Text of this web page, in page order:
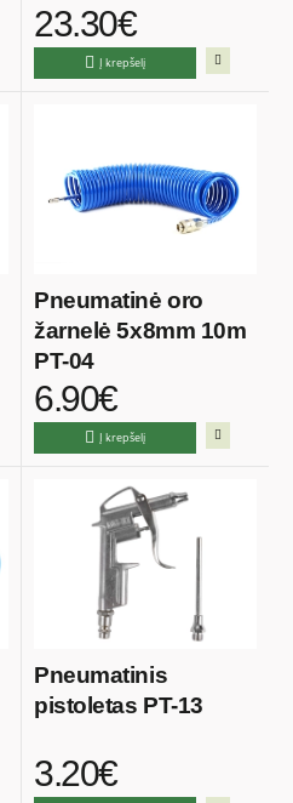
23.30€
Į krepšelį
Pneumatinė oro
žarnelė 5x8mm 10m
PT-04
6.90€
Į krepšelį
Pneumatinis
pistoletas PT-13
3.20€